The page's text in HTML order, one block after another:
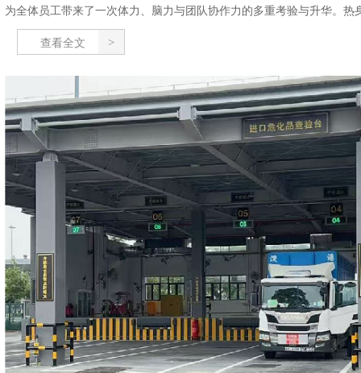
为全体员工带来了一次体力、脑力与团队协作力的多重考验与升华。热
查看全文